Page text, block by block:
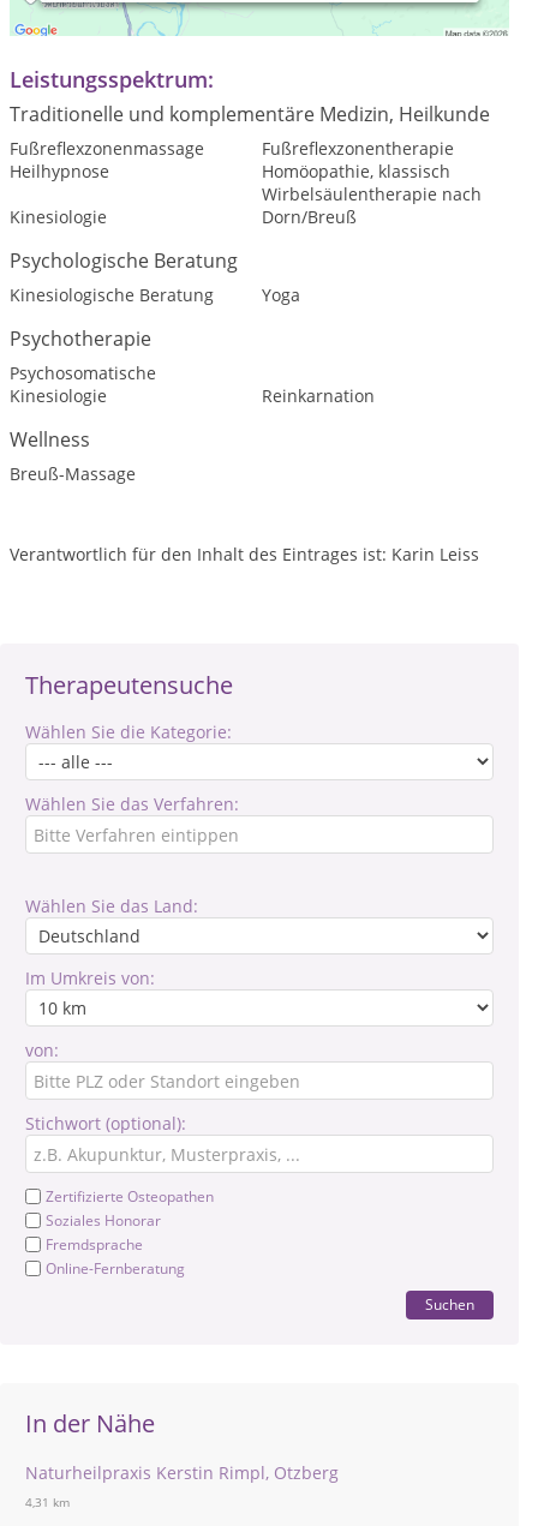
Therapeutensuche
Wählen Sie die Kategorie:
Wählen Sie das Verfahren:
Wählen Sie das Land:
Im Umkreis von:
von:
Stichwort (optional):
Zertifizierte Osteopathen
Soziales Honorar
Fremdsprache
Online-Fernberatung
Suchen
In der Nähe
Naturheilpraxis Kerstin Rimpl, Otzberg
4,31 km
Termine nach Vereinbarung.
Leistungsspektrum:
Traditionelle und komplementäre Medizin, Heilkunde
Fußreflexzonenmassage
Fußreflexzonentherapie
Heilhypnose
Homöopathie, klassisch
Kinesiologie
Wirbelsäulentherapie nach
Dorn/Breuß
Psychologische Beratung
Kinesiologische Beratung Yoga
Psychotherapie
Psychosomatische
Kinesiologie
Reinkarnation
Wellness
Breuß-Massage
Verantwortlich für den Inhalt des Eintrages ist: Karin Leiss